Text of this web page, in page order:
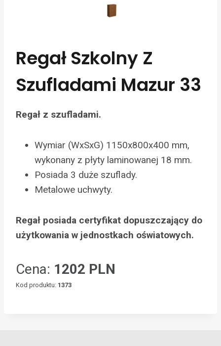
Regał Szkolny Z
Szufladami Mazur 33
Regał z szufladami.
Wymiar (WxSxG) 1150x800x400 mm,
wykonany z płyty laminowanej 18 mm.
Posiada 3 duże szuflady.
Metalowe uchwyty.
Regał posiada certyfikat dopuszczający do
użytkowania w jednostkach oświatowych.
Cena: 1202 PLN
Kod produktu: 1373